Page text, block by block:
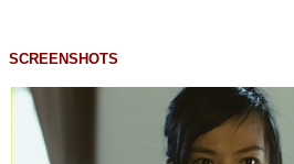
SCREENSHOTS